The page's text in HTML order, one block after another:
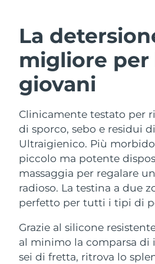
La
migliore per
giovani
Clinicamente testato per
di sporco, sebo e residui
Ultraigienico. Più
piccolo ma potente
massaggia per regalare
radioso. La testina a due
perfetto per tutti i tipi di
Grazie al silicone
al minimo la comparsa di
sei di fretta, ritrova lo
Detersione viso
LUNA™ 4
LUNA™ 4 Plus
Massage, LED
LUNA™ 4 Men
For men, anti-
BEAR™ 2
BEAR™ 2 go
Microcurrent
BEAR™ 2 eyes
Microcurrent line
Idratazione
UFO™ 3
Deep facial
Near-infrared and
device
issa™ 4
Hybrid silicone
issa™ 4 plus
Smart hybrid
TRATTAMENTI ANTI-
Anti-age
Bahrein
Belgio
Bosnia ed
Erzegovina
Brunei
Bulgaria
Canada
Cile